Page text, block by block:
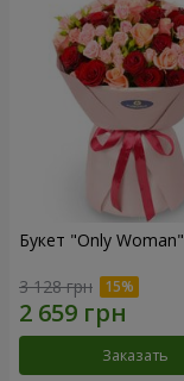
Букет "Only Woman"
3 128 грн
Заказать